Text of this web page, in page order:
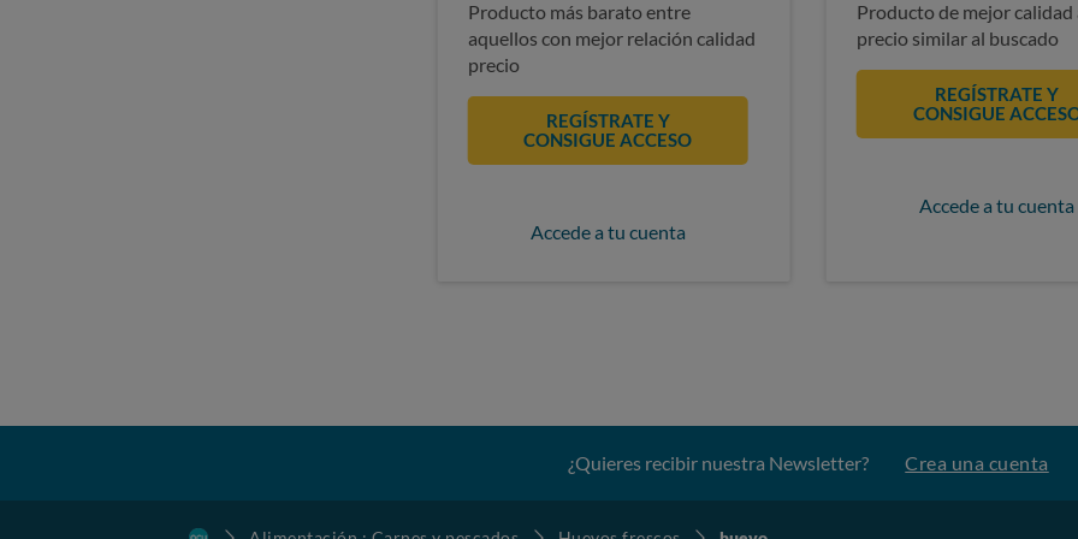
Producto más barato entre
aquellos con mejor relación calidad
precio
REGÍSTRATE Y
CONSIGUE ACCESO
Accede a tu cuenta
Producto de mejor calidad
precio similar al buscado
REGÍSTRATE Y
CONSIGUE
Accede a tu cuenta
¿Quieres recibir nuestra Newsletter? Crea una cuenta